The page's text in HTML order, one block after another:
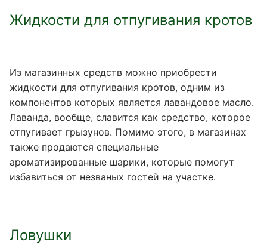
Жидкости для отпугивания кротов
Из магазинных средств можно приобрести
жидкости для отпугивания кротов, одним из
компонентов которых является лавандовое масло.
Лаванда, вообще, славится как средство, которое
отпугивает грызунов. Помимо этого, в магазинах
также продаются специальные
ароматизированные шарики, которые помогут
избавиться от незваных гостей на участке.
Ловушки